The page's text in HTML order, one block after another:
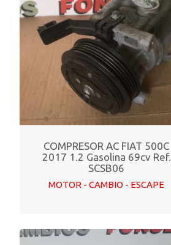
COMPRESOR AC FIAT 500C
2017 1.2 Gasolina 69cv Ref.
SCSB06
MOTOR - CAMBIO - ESCAPE